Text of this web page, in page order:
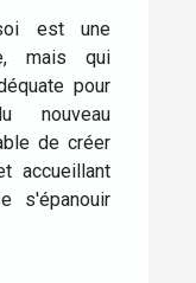
est une
mais qui
pour
nouveau
de créer
accueillant
s'épanouir